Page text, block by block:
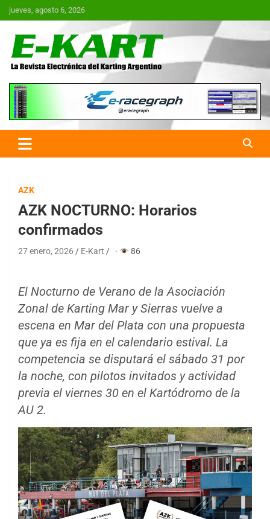
Saltar
al
jueves, agosto 6, 2026
E-Kart.com.ar | La Revista
Electrónica del Karting en
Argentina
AZK
AZK NOCTURNO: Horarios
confirmados
27 enero, 2026 E-Kart · 86
El Nocturno de Verano de la Asociación
Zonal de Karting Mar y Sierras vuelve a
escena en Mar del Plata con una propuesta
que ya es fija en el calendario estival. La
competencia se disputará el sábado 31 por
la noche, con pilotos invitados y actividad
previa el viernes 30 en el Kartódromo de la
AU 2.